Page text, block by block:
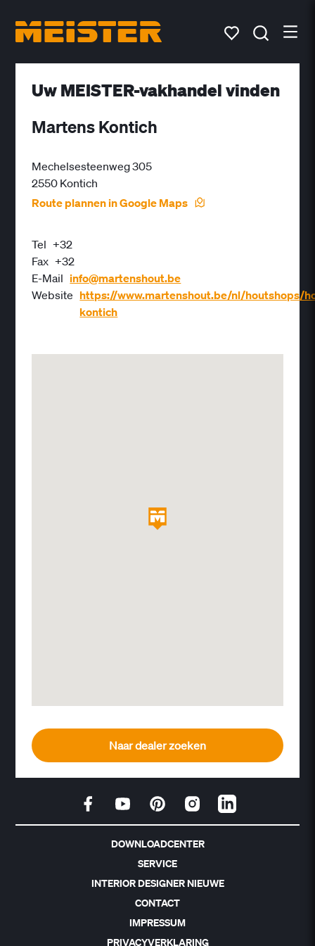
Uw MEISTER-vakhandel vinden
Martens Kontich
Mechelsesteenweg 305
2550 Kontich
Route plannen in Google Maps
Tel +32
Fax +32
E-Mail info@martenshout.be
Website https://www.martenshout.be/nl/houtshops/
kontich
Naar dealer zoeken
DOWNLOADCENTER
SERVICE
INTERIOR DESIGNER NIEUWE
CONTACT
IMPRESSUM
PRIVACYVERKLARING